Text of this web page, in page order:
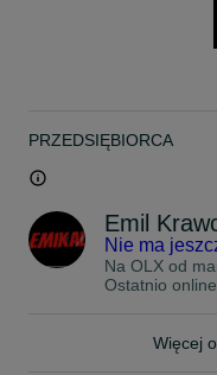
UWAGI :
BARDZO PROSIMY O
UZYSKANIA
OTRZYMUJEMY
NIE NA KAŻDĄ
POZOSTAŁE
ZAPRASZAM PO
OPON 24 GODZINY NA
TEL: 5 1 2 - 9 6 5 - 9 0 4
PRZEDSIĘBIORCA
Emil
Nie ma
Na OLX od
Ostatnio
Więcej